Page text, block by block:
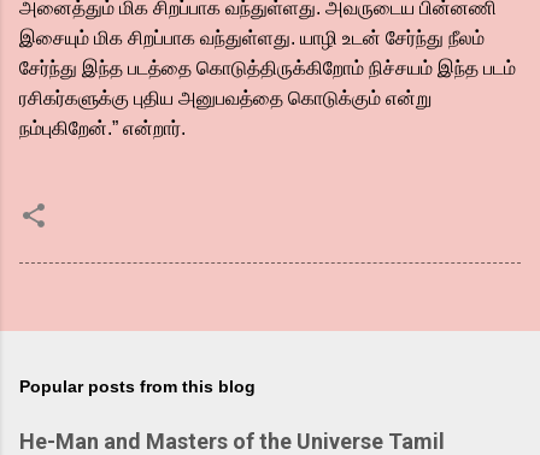
அனைத்தும் மிக சிறப்பாக வந்துள்ளது. அவருடைய பின்னணி
இசையும் மிக சிறப்பாக வந்துள்ளது. யாழி உடன் சேர்ந்து நீலம்
சேர்ந்து இந்த படத்தை கொடுத்திருக்கிறோம் நிச்சயம் இந்த படம்
ரசிகர்களுக்கு புதிய அனுபவத்தை கொடுக்கும் என்று
நம்புகிறேன்.” என்றார்.
Popular posts from this blog
He-Man and Masters of the Universe Tamil